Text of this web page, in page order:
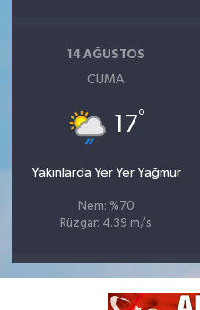
14 AĞUSTOS
CUMA
17°
Yakınlarda Yer Yer Yağmur
Nem: %70
Rüzgar: 4.39 m/s